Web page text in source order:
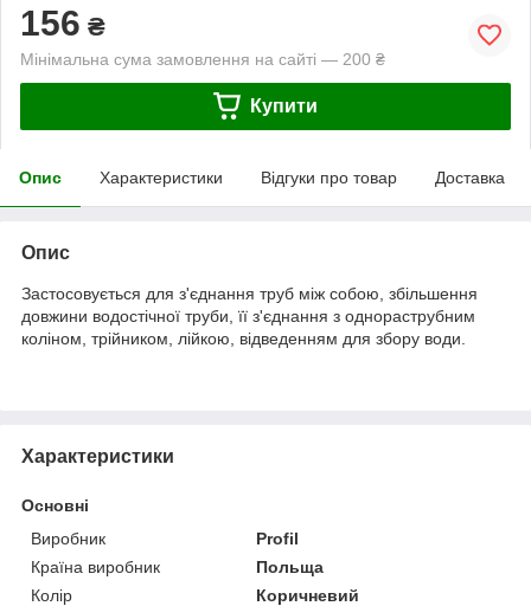
156 ₴
Мінімальна сума замовлення на сайті — 200 ₴
Купити
Опис Характеристики Відгуки про товар Доставка
Опис
Застосовується для з'єднання труб між собою, збільшення
довжини водостічної труби, її з'єднання з однораструбним
коліном, трійником, лійкою, відведенням для збору води.
Характеристики
Основні
Виробник
Profil
Країна виробник
Польща
Колір
Коричневий